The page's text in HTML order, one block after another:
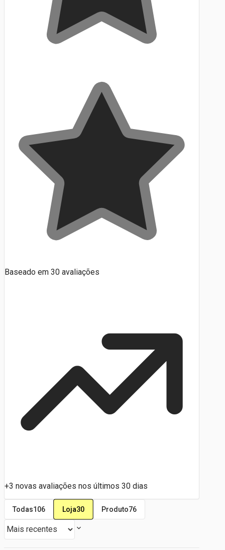
Baseado em 30 avaliações
+3 novas avaliações nos últimos 30 dias
Todas106 Loja30 Produto76